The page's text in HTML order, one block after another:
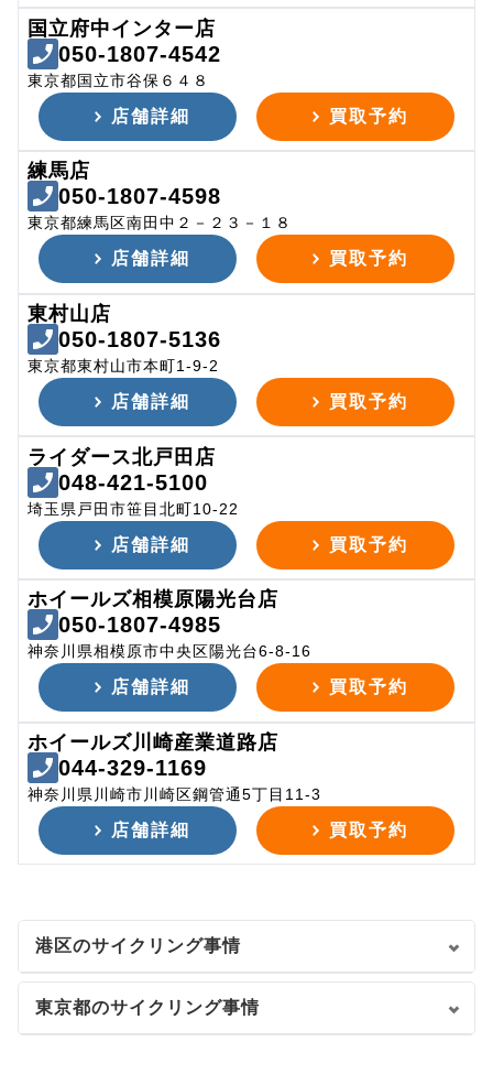
国立府中インター店
050-1807-4542
東京都国立市谷保６４８
店舗詳細 買取予約
練馬店
050-1807-4598
東京都練馬区南田中２－２３－１８
店舗詳細 買取予約
東村山店
050-1807-5136
東京都東村山市本町1-9-2
店舗詳細 買取予約
ライダース北戸田店
048-421-5100
埼玉県戸田市笹目北町10-22
店舗詳細 買取予約
ホイールズ相模原陽光台店
050-1807-4985
神奈川県相模原市中央区陽光台6-8-16
店舗詳細 買取予約
ホイールズ川崎産業道路店
044-329-1169
神奈川県川崎市川崎区鋼管通5丁目11-3
店舗詳細 買取予約
港区のサイクリング事情
東京都のサイクリング事情